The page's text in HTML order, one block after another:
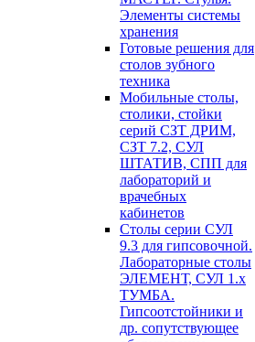
Элементы системы
хранения
Готовые решения для
столов зубного
техника
Мобильные столы,
столики, стойки
серий СЗТ ДРИМ,
СЗТ 7.2, СУЛ
ШТАТИВ, СПП для
лабораторий и
врачебных
кабинетов
Столы серии СУЛ
9.3 для гипсовочной.
Лабораторные столы
ЭЛЕМЕНТ, СУЛ 1.х
ТУМБА.
Гипсоотстойники и
др. сопутствующее